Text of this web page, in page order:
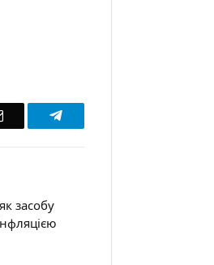
Email Telegram
засобу